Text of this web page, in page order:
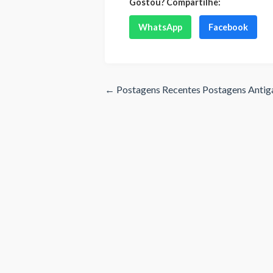
Gostou? Compartilhe:
WhatsApp Facebook
← Postagens Recentes Postagens